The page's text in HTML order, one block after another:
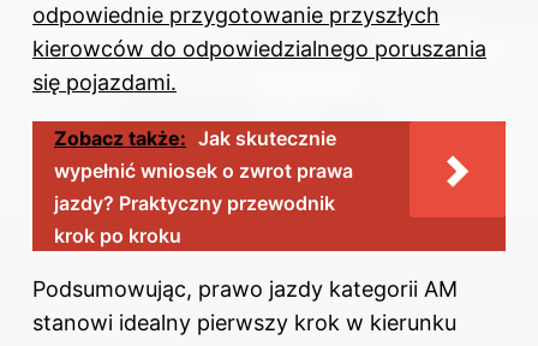
odpowiednie przygotowanie przyszłych
kierowców do odpowiedzialnego poruszania
się pojazdami.
Zobacz także: Jak skutecznie
wypełnić wniosek o zwrot prawa
jazdy? Praktyczny przewodnik
krok po kroku
Podsumowując, prawo jazdy kategorii AM
stanowi idealny pierwszy krok w kierunku